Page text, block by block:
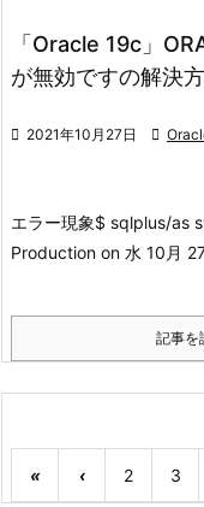
「Oracle 19c」
が無効ですの解決
 2021年10月27日 
エラー現象$ sqlplus/as
Production on 水 10月
記事を
« ‹ 2 3